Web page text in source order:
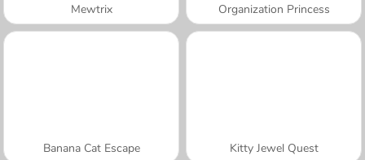
Mewtrix Organization Princess
Banana Cat Escape Kitty Jewel Quest